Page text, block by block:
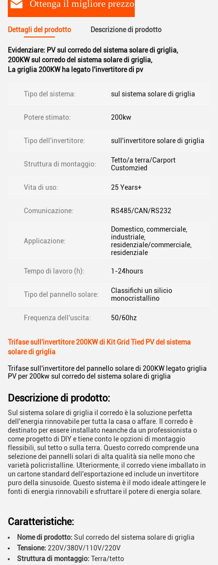
Ottenga il migliore prezzo
Dettagli del prodotto Descrizione di prodotto
Evidenziare: PV sul corredo del sistema solare di griglia,
200KW sul corredo del sistema solare di griglia,
La griglia 200KW ha legato l'invertitore di pv
Tipo del sistema: sul sistema solare di griglia
Potere stimato: 200kw
Tipo dell'invertitore: sull'invertitore solare di griglia
Struttura di montaggio:
Tetto/a terra/Carport
Customzied
Vita di uso: 25 Years+
Comunicazione: RS485/CAN/RS232
Applicazione:
Domestico, commerciale,
industriale,
residenziale/commerciale,
residenziale
Tempo di lavoro (h): 1-24hours
Tipo del pannello solare:
Classifichi un silicio
monocristallino
Frequenza dell'uscita: 50/60hz
Trifase sull'invertitore 200KW di Kit Grid Tied PV del sistema
solare di griglia
Trifase sull'invertitore del pannello solare di 200KW legato griglia
PV per 200kw sul corredo del sistema solare di griglia
Descrizione di prodotto:
Sul sistema solare di griglia il corredo è la soluzione perfetta
dell'energia rinnovabile per tutta la casa o affare. Il corredo è
destinato per essere installato neanche da un professionista o
come progetto di DIY e tiene conto le opzioni di montaggio
flessibili, sul tetto o sulla terra. Questo corredo comprende una
selezione dei pannelli solari di alta qualità sia nelle mono che
varietà policristalline. Ulteriormente, il corredo viene imballato in
un cartone standard dell'esportazione ed include un invertitore
puro della sinusoide. Questo sistema è il modo ideale attingere le
fonti di energia rinnovabili e sfruttare il potere di energia solare.
Caratteristiche:
Nome di prodotto: Sul corredo del sistema solare di griglia
Tensione: 220V/380V/110V/220V
Struttura di montaggio: Terra/tetto